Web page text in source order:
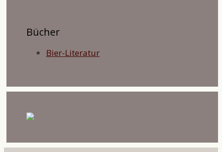
Bücher
Bier-Literatur